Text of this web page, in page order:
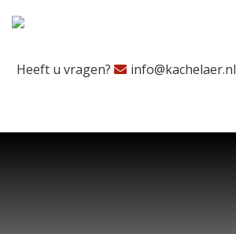
Heeft u vragen? info@kachelaer.nl